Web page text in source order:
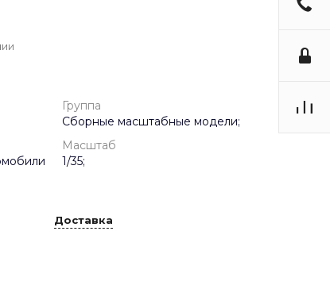
Группа
Сборные масштабные модели;
Масштаб
1/35;
Доставка